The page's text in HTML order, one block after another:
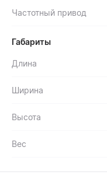
Частотный привод
Габариты
Длина
Ширина
Высота
Вес